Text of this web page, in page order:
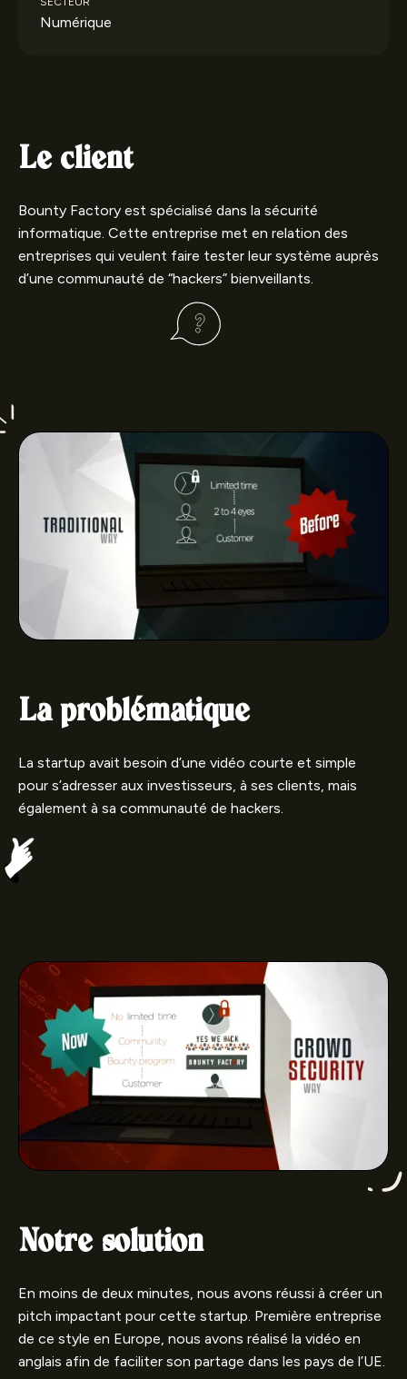
Numérique
Le client
Bounty Factory est spécialisé dans la sécurité
informatique. Cette entreprise met en relation des
entreprises qui veulent faire tester leur système auprès
d’une communauté de “hackers” bienveillants.
La problématique
La startup avait besoin d’une vidéo courte et simple
pour s’adresser aux investisseurs, à ses clients, mais
également à sa communauté de hackers.
Notre solution
En moins de deux minutes, nous avons réussi à créer un
pitch impactant pour cette startup. Première entreprise
de ce style en Europe, nous avons réalisé la vidéo en
anglais afin de faciliter son partage dans les pays de l’UE.